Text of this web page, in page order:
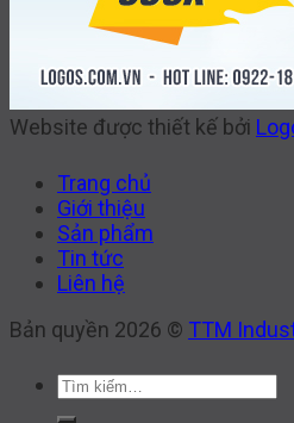
Website được thiết kế bởi
Trang chủ
Giới thiệu
Sản phẩm
Tin tức
Liên hệ
Bản quyền 2026 © TTM
Tìm